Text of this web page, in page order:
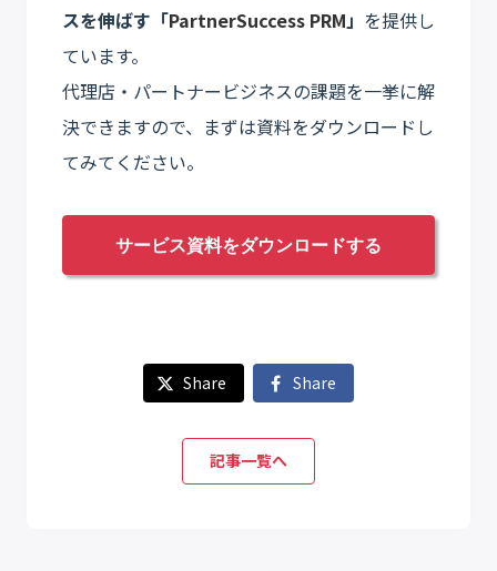
スを伸ばす「PartnerSuccess PRM」 を提供し
ています。
代理店・パートナービジネスの課題を一挙に解
決できますので、まずは資料をダウンロードし
てみてください。
サービス資料をダウンロードする
Share Share
記事一覧へ